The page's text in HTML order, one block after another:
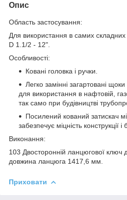
Опис
Область застосування:
Для використання в самих
D 1.1/2 - 12".
Особливості:
Ковані головка і ручки.
Легко замінні загартовані щоки
для використання в нафтовій,
так само при будівництві
Посилений кований затискач
забезпечує міцність конструкції
Виконання:
103 Двосторонній ланцюгової ключ
довжина ланцюга 1417,6 мм.
Приховати